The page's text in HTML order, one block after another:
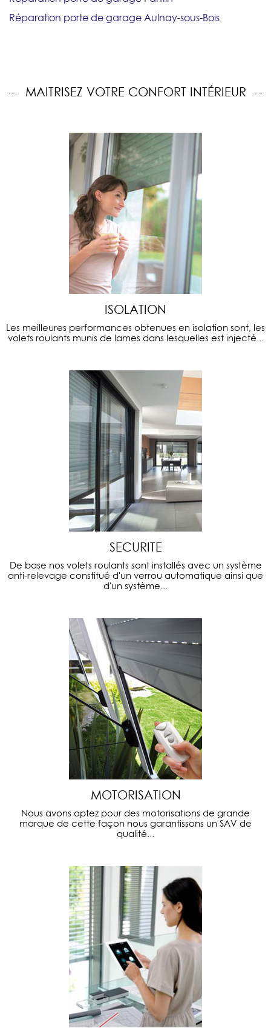
Réparation porte de garage Aulnay-sous-Bois
MAITRISEZ VOTRE CONFORT INTÉRIEUR
ISOLATION
Les meilleures performances obtenues en isolation sont, les
volets roulants munis de lames dans lesquelles est injecté...
SECURITE
De base nos volets roulants sont installés avec un système
anti-relevage constitué d'un verrou automatique ainsi que
d'un système...
MOTORISATION
Nous avons optez pour des motorisations de grande
marque de cette façon nous garantissons un SAV de
qualité...